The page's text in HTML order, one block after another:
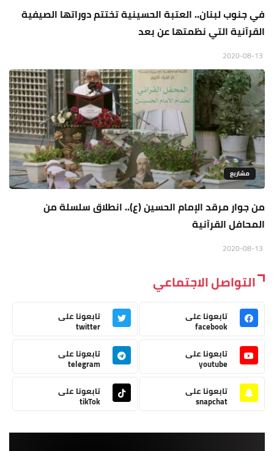
في جنوب لبنان.. العتبة الحسينية تختتم دوراتها الصيفية
القرآنية التي نظمتها عن بعد
مشاريع
من جوار مرقد الإمام الحسين (ع).. انطلاق سلسلة من
المحافل القرآنية
التواصل الاجتماعي
تابعونا على
facebook
تابعونا على
twitter
تابعونا على
youtube
تابعونا على
telegram
تابعونا على
snapchat
تابعونا على
tikTok